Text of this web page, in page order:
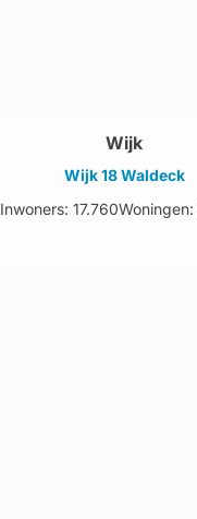
Wijk
Wijk 18 Waldeck
Inwoners: 17.760